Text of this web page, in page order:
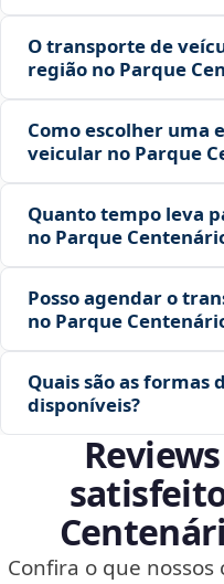
O transporte de
região no Parque
Como escolher uma
veicular no Parque
Quanto tempo leva
no Parque
Posso agendar o
no Parque
Quais são as formas
disponíveis?
Confira o que